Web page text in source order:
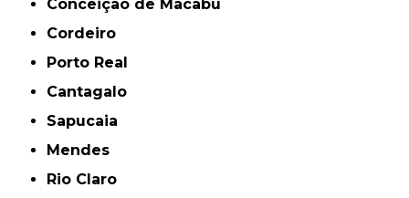
Conceição de Macabu
Cordeiro
Porto Real
Cantagalo
Sapucaia
Mendes
Rio Claro